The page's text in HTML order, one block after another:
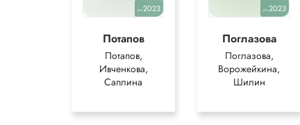
уч.2023
Потапов
Потапов,
Ивченкова,
Саплина
уч.2023
Поглазова
Поглазова,
Ворожейкина,
Шилин